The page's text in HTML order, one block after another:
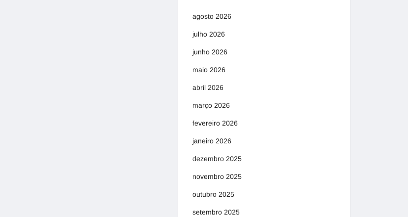
agosto 2026
julho 2026
junho 2026
maio 2026
abril 2026
março 2026
fevereiro 2026
janeiro 2026
dezembro 2025
novembro 2025
outubro 2025
setembro 2025